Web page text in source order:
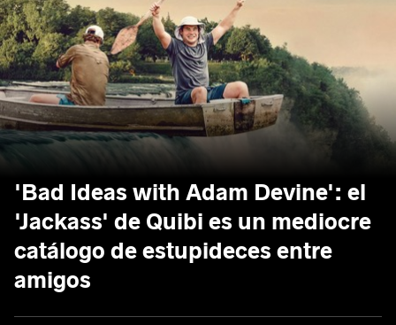
'Bad Ideas with Adam Devine': el
'Jackass' de Quibi es un mediocre
catálogo de estupideces entre
amigos